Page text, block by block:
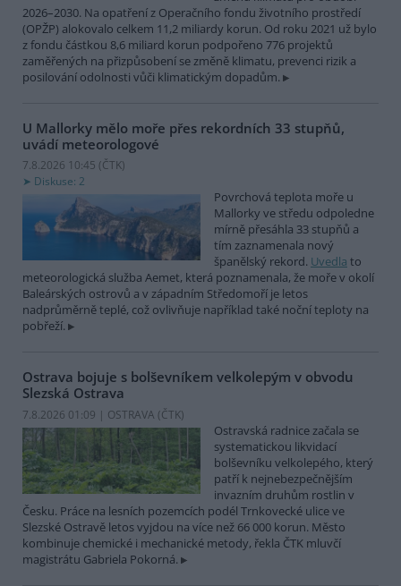
2026–2030. Na opatření z Operačního fondu životního prostředí
(OPŽP) alokovalo celkem 11,2 miliardy korun. Od roku 2021 už bylo
z fondu částkou 8,6 miliard korun podpořeno 776 projektů
zaměřených na přizpůsobení se změně klimatu, prevenci rizik a
posilování odolnosti vůči klimatickým dopadům.
U Mallorky mělo moře přes rekordních 33 stupňů,
uvádí meteorologové
7.8.2026 10:45 (ČTK)
Diskuse: 2
Povrchová teplota moře u
Mallorky ve středu odpoledne
mírně přesáhla 33 stupňů a
tím zaznamenala nový
španělský rekord. Uvedla to
meteorologická služba Aemet, která poznamenala, že moře v okolí
Baleárských ostrovů a v západním Středomoří je letos
nadprůměrně teplé, což ovlivňuje například také noční teploty na
pobřeží.
Ostrava bojuje s bolševníkem velkolepým v obvodu
Slezská Ostrava
7.8.2026 01:09 | OSTRAVA (ČTK)
Ostravská radnice začala se
systematickou likvidací
bolševníku velkolepého, který
patří k nejnebezpečnějším
invazním druhům rostlin v
Česku. Práce na lesních pozemcích podél Trnkovecké ulice ve
Slezské Ostravě letos vyjdou na více než 66 000 korun. Město
kombinuje chemické i mechanické metody, řekla ČTK mluvčí
magistrátu Gabriela Pokorná.